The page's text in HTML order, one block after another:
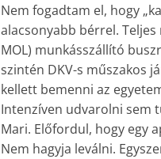
Nem fogadtam el, hogy
alacsonyabb bérrel.
MOL) munkásszállító
szintén DKV-s műszakos
kellett bemenni az
Intenzíven udvarolni sem
Mari. Előfordul, hogy egy
Nem hagyja leválni.